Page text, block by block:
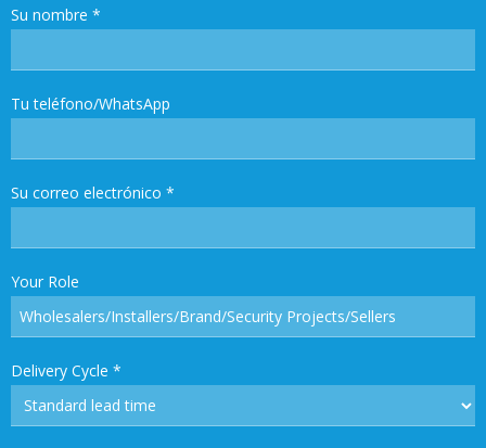
Su nombre *
Tu teléfono/WhatsApp
Su correo electrónico *
Your Role
Delivery Cycle *